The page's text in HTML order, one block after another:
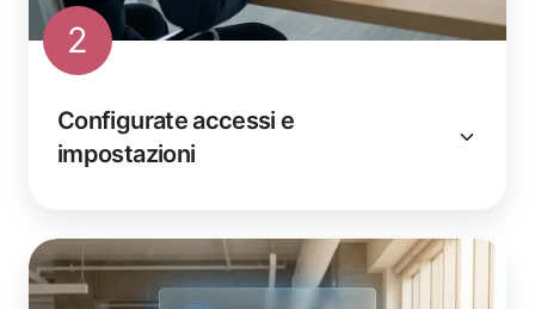
2
Configurate accessi e
impostazioni